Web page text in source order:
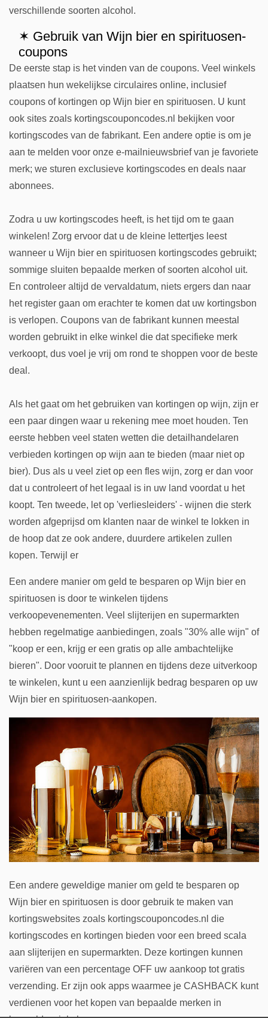
verschillende soorten alcohol.
✶ Gebruik van Wijn bier en spirituosen-
coupons
De eerste stap is het vinden van de coupons. Veel winkels
plaatsen hun wekelijkse circulaires online, inclusief
coupons of kortingen op Wijn bier en spirituosen. U kunt
ook sites zoals kortingscouponcodes.nl bekijken voor
kortingscodes van de fabrikant. Een andere optie is om je
aan te melden voor onze e-mailnieuwsbrief van je favoriete
merk; we sturen exclusieve kortingscodes en deals naar
abonnees.
Zodra u uw kortingscodes heeft, is het tijd om te gaan
winkelen! Zorg ervoor dat u de kleine lettertjes leest
wanneer u Wijn bier en spirituosen kortingscodes gebruikt;
sommige sluiten bepaalde merken of soorten alcohol uit.
En controleer altijd de vervaldatum, niets ergers dan naar
het register gaan om erachter te komen dat uw kortingsbon
is verlopen. Coupons van de fabrikant kunnen meestal
worden gebruikt in elke winkel die dat specifieke merk
verkoopt, dus voel je vrij om rond te shoppen voor de beste
deal.
Als het gaat om het gebruiken van kortingen op wijn, zijn er
een paar dingen waar u rekening mee moet houden. Ten
eerste hebben veel staten wetten die detailhandelaren
verbieden kortingen op wijn aan te bieden (maar niet op
bier). Dus als u veel ziet op een fles wijn, zorg er dan voor
dat u controleert of het legaal is in uw land voordat u het
koopt. Ten tweede, let op 'verliesleiders' - wijnen die sterk
worden afgeprijsd om klanten naar de winkel te lokken in
de hoop dat ze ook andere, duurdere artikelen zullen
kopen. Terwijl er
Een andere manier om geld te besparen op Wijn bier en
spirituosen is door te winkelen tijdens
verkoopevenementen. Veel slijterijen en supermarkten
hebben regelmatige aanbiedingen, zoals "30% alle wijn" of
"koop er een, krijg er een gratis op alle ambachtelijke
bieren". Door vooruit te plannen en tijdens deze uitverkoop
te winkelen, kunt u een aanzienlijk bedrag besparen op uw
Wijn bier en spirituosen-aankopen.
Een andere geweldige manier om geld te besparen op
Wijn bier en spirituosen is door gebruik te maken van
kortingswebsites zoals kortingscouponcodes.nl die
kortingscodes en kortingen bieden voor een breed scala
aan slijterijen en supermarkten. Deze kortingen kunnen
variëren van een percentage OFF uw aankoop tot gratis
verzending. Er zijn ook apps waarmee je CASHBACK kunt
verdienen voor het kopen van bepaalde merken in